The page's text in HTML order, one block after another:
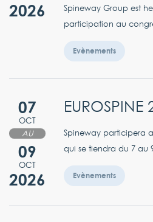
2026
Spineway Group est
participation au
Evènements
07
OCT
AU
09
OCT
2026
EUROSPINE
Spineway participera
qui se tiendra du 7 au
Evènements